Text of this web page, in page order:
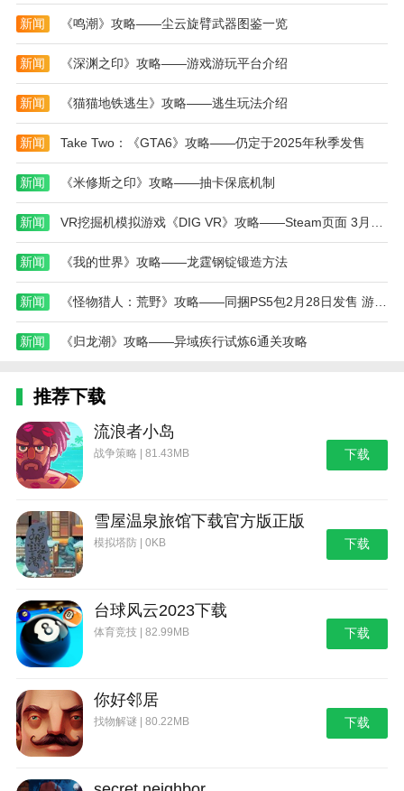
显示即将到来的会议或活动，并提供提醒功能，让我不
会错过任何重要事件。
我喜欢这款会话微件的快捷回复功能，可以一键发
送预设的常用回复，省去了输入的麻烦。
更新日志
v4.3.9_20220502版本
- 紧急修复启动闪退问题
- 优化音乐小部件操作（QQ 音乐未开放协议所以
无法控制）
- 修复 Todo 小部件排序问题
- 图片小部件单图模式只显示一个点击区域
- 优化在部分机型上升级数据库导致数据丢失问题
1、添加检测后台弹出界面权限功能；
2、编辑界面的小部件预览显示小部件真实大小；
3、APP使用时间小部件支持过滤指定APP；
4、通知盒子小部件通知支持过滤指定APP；
5、一键启动微信付款码支持微信7.0.20，有其他微
信需求请联系我。
v4.3.2_20211014版本
1、iOS端会话微件已提上日程、「会话微件」公众
号上线，欢迎关注；
2、修复句子集不能指定类型问题；
3、优化圆角显示；
4、修复因天气接口导致闪退问题。
新闻 《鸣潮》攻略——尘云旋臂武器图鉴一览
新闻 《深渊之印》攻略——游戏游玩平台介绍
新闻 《猫猫地铁逃生》攻略——逃生玩法介绍
新闻 Take Two：《GTA6》攻略——仍定于2025年秋季发售
新闻 《米修斯之印》攻略——抽卡保底机制
新闻
新闻 《我的世界》攻略——龙霆钢锭锻造方法
新闻 《怪物猎人：荒野》攻略——同捆PS5包2月28日发售 游戏白送
新闻 《归龙潮》攻略——异域疾行试炼6通关攻略
推荐下载
流浪者小岛
战争策略 | 81.43MB 下载
雪屋温泉旅馆下载官方版正版
模拟塔防 | 0KB 下载
台球风云2023下载
体育竞技 | 82.99MB 下载
你好邻居
找物解谜 | 80.22MB 下载